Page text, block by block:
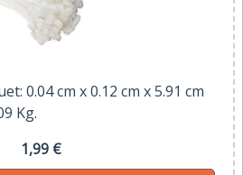
0.04 cm x 0.12 cm x 5.91 cm
Kg.
1,99 €